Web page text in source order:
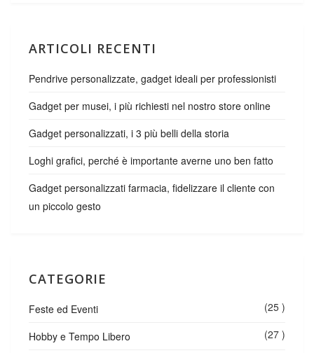
ARTICOLI RECENTI
Pendrive personalizzate, gadget ideali per professionisti
Gadget per musei, i più richiesti nel nostro store online
Gadget personalizzati, i 3 più belli della storia
Loghi grafici, perché è importante averne uno ben fatto
Gadget personalizzati farmacia, fidelizzare il cliente con
un piccolo gesto
CATEGORIE
Feste ed Eventi (25 )
Hobby e Tempo Libero (27 )